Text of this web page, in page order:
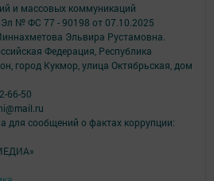
и массовых коммуникаций
№ ФС 77 - 90198 от 07.10.2025
Эльвира Рустамовна.
Федерация, Республика
город Кукмор, улица Октябрьская, дом
66-50
для сообщений о фактах коррупции: